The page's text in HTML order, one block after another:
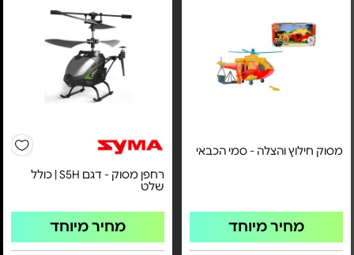
מסוק חילוץ והצלה - סמי הכבאי
מחיר מיוחד
רחפן מסוק - דגם S5H | כולל
שלט
מחיר מיוחד